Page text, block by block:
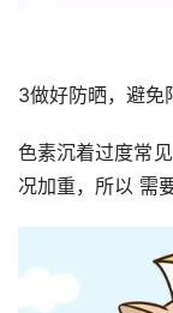
3做好防晒，避免
色素沉着过度常
况加重，所以 需